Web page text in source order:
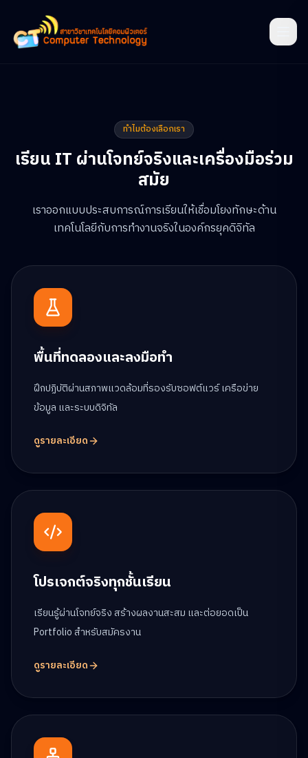
ทำไมต้องเลือกเรา
เรียน IT ผ่านโจทย์จริงและเครื่องมือร่วม
สมัย
เราออกแบบประสบการณ์การเรียนให้เชื่อมโยงทักษะด้าน
เทคโนโลยีกับการทำงานจริงในองค์กรยุคดิจิทัล
พื้นที่ทดลองและลงมือทำ
ฝึกปฏิบัติผ่านสภาพแวดล้อมที่รองรับซอฟต์แวร์ เครือข่าย
ข้อมูล และระบบดิจิทัล
ดูรายละเอียด
โปรเจกต์จริงทุกชั้นเรียน
เรียนรู้ผ่านโจทย์จริง สร้างผลงานสะสม และต่อยอดเป็น
Portfolio สำหรับสมัครงาน
ดูรายละเอียด